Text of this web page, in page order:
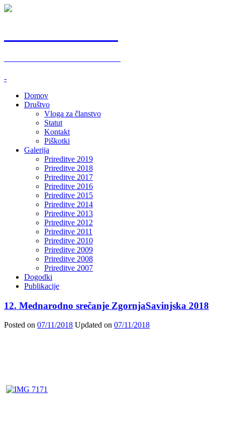
-
Domov
Društvo
Vloga za članstvo
Statut
Kontakt
Piškotki
Galerija
Prireditve 2019
Prireditve 2018
Prireditve 2017
Prireditve 2016
Prireditve 2015
Prireditve 2014
Prireditve 2013
Prireditve 2012
Prireditve 2011
Prireditve 2010
Prireditve 2009
Prireditve 2008
Prireditve 2007
Dogodki
Publikacije
12. Mednarodno srečanje ZgornjaSavinjska 2018
Posted on 07/11/2018 Updated on 07/11/2018